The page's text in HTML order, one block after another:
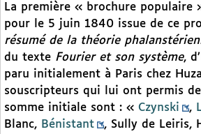
La première « brochure populaire
pour le 5 juin 1840 issue de ce
résumé de la théorie
du texte Fourier et son système, d’
paru initialement à Paris chez
souscripteurs qui lui ont permis
somme initiale sont : « Czynski ,
Blanc, Bénistant
, Sully de Leiris,